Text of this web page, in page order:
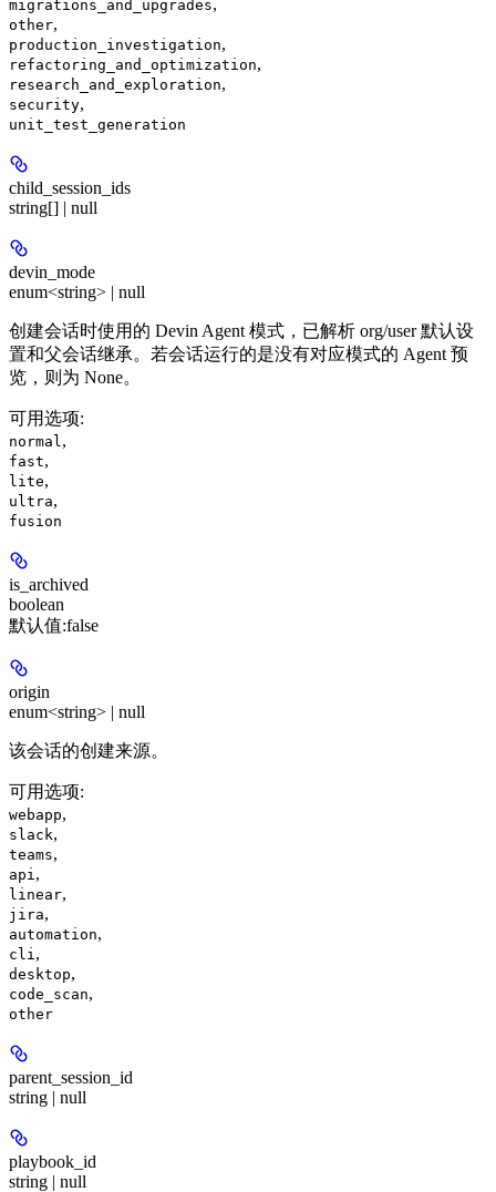
migrations_and_upgrades
other,
production_investigation,
refactoring_and_optimization,
research_and_exploration,
security,
unit_test_generation
child_session_ids
string[] | null
devin_mode
enum<string> | null
创建会话时使用的 Devin Agent 模式，已解析 org/user 默认设
置和父会话继承。若会话运行的是没有对应模式的 Agent 预
览，则为 None。
可用选项:
normal ,
fast,
lite,
ultra,
fusion
is_archived
boolean
默认值:false
origin
enum<string> | null
该会话的创建来源。
可用选项:
webapp,
slack,
teams,
api ,
linear,
jira,
automation,
cli ,
desktop,
code_scan,
other
parent_session_id
string | null
playbook_id
string | null